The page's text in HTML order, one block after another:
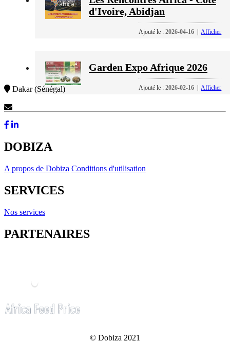
d'Ivoire, Abidjan
Ajouté le :2026-04-16 |Afficher
Garden Expo Afrique 2026
Ajouté le :2026-02-16 |Afficher
Dakar (Sénégal)
DOBIZA
A propos de Dobiza Conditions d'utilisation
SERVICES
Nos services
PARTENAIRES
© Dobiza 2021